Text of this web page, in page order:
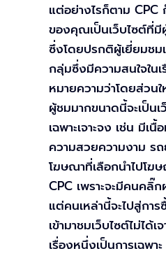
แต่อย่างไรก็ตาม
ของคุณเป็นเว็บไซต์ที่มี
ซึ่งโดยปรกติผู้เยี่ยมชม
กลุ่มซึ่งมีความสนใจใน
หมายความว่าโดยส่วน
ผู้ชมมากขนาดนี้จะเป็น
เฉพาะเจาะจง เช่น มีเ
ความสวยความงาม
โฆษณาที่เลือกนำไปโฆ
CPC เพราะจะมีคนค
แต่คนเหล่านี้จะไปสู่กา
เข้ามาชมเว็บไซต์ไม่ได้เ
เรื่องหนึ่งเป็นการเฉพาะ